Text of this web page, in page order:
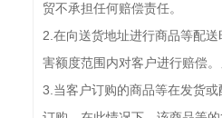
贸不承担任何赔偿责任。
2.在向送货地址进行商品等配
害额度范围内对客户进行赔偿
3.当客户订购的商品等在发货